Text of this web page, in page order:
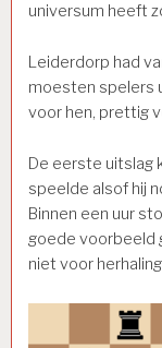
universum heeft
Leiderdorp had
moesten spelers
voor hen, prettig
De eerste uitslag
speelde alsof hij
Binnen een uur
goede voorbeeld
niet voor